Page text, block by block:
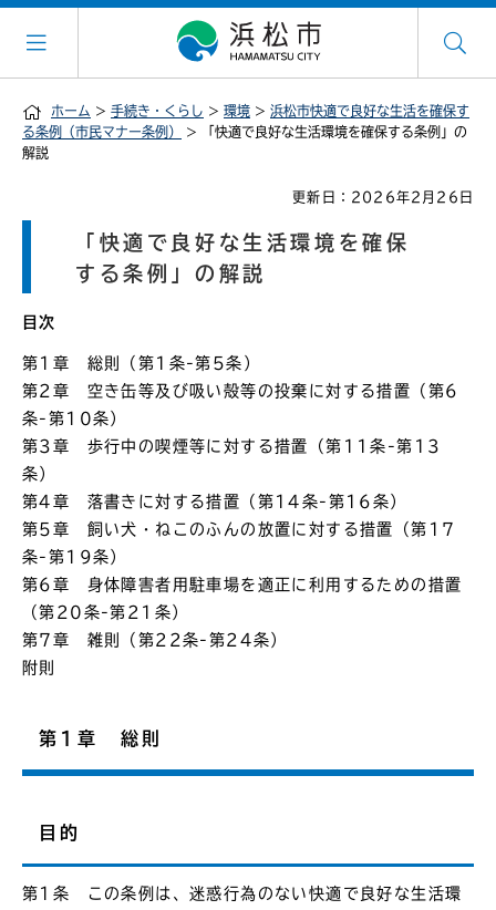
ホーム > 手続き・くらし > 環境 > 浜松市快適で良好な生活を確保す
る条例（市民マナー条例）
> 「快適で良好な生活環境を確保する条例」の
解説
更新日：2026年2月26日
「快適で良好な生活環境を確保
する条例」の解説
目次
第1章 総則（第1条-第5条）
第2章 空き缶等及び吸い殻等の投棄に対する措置（第6
条-第10条）
第3章 歩行中の喫煙等に対する措置（第11条-第13
条）
第4章 落書きに対する措置（第14条-第16条）
第5章 飼い犬・ねこのふんの放置に対する措置（第17
条-第19条）
第6章 身体障害者用駐車場を適正に利用するための措置
（第20条-第21条）
第7章 雑則（第22条-第24条）
附則
第1章 総則
目的
第1条 この条例は、迷惑行為のない快適で良好な生活環